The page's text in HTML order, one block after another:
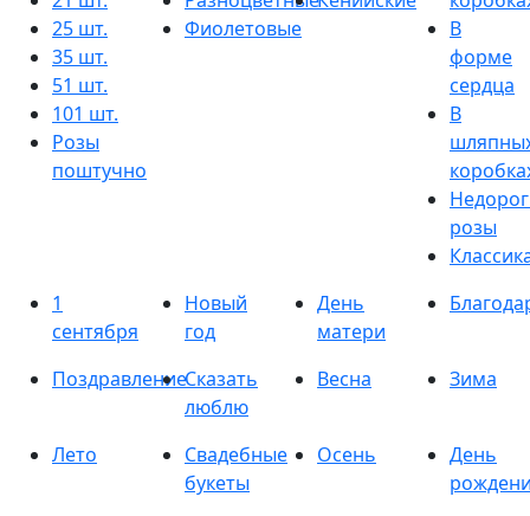
25 шт.
35 шт.
51 шт.
101 шт.
Розы
поштучно
Фиолетовые
В
форме
сердца
В
розы
1
сентября
Новый
год
День
матери
ПоздравлениеСказать
люблю
Весна Зима
Лето
Свадебные
букеты
Осень
День